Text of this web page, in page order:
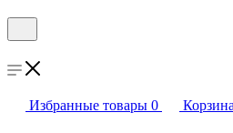
Избранные товары 0 Корзина